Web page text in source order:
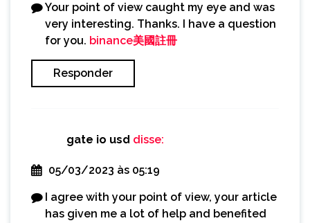
Your point of view caught my eye and was
very interesting. Thanks. I have a question
for you. binance美國註冊
Responder
gate io usd disse:
05/03/2023 às 05:19
I agree with your point of view, your article
has given me a lot of help and benefited